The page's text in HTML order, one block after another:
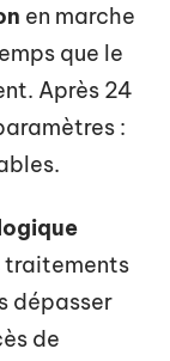
en marche
que le
Après 24
:
traitements
dépasser
de